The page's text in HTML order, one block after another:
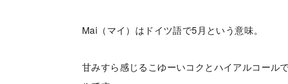
Mai（マイ）はドイツ語で5月という意味。
甘みすら感じるこゆーいコクとハイアルコール